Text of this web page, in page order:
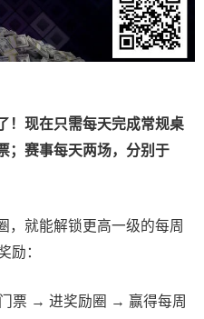
！现在只需每天完成常规桌
；赛事每天两场，分别于
，就能解锁更高一级的每周
励：
票 → 进奖励圈 → 赢得每周